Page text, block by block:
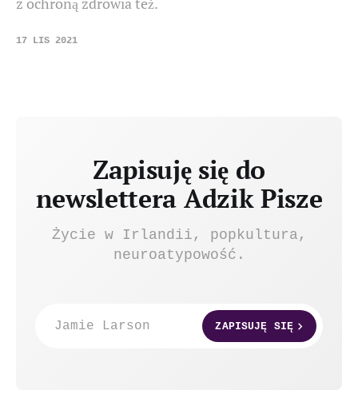
17 LIS 2021
Zapisuję się do
newslettera Adzik Pisze
Życie w Irlandii, popkultura,
neuroatypowość.
Jamie Larson ZAPISUJĘ SIĘ